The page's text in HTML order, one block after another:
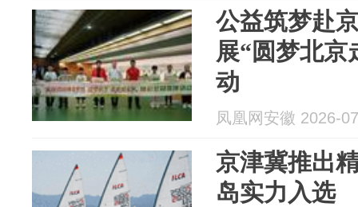
公益筑梦赴
展“圆梦北京
动
凤凰网安徽 2026-
京津冀推出
岛实力入选